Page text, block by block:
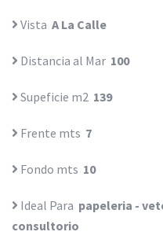
Vista A La Calle
Distancia al Mar 100
Supeficie m2 139
Frente mts 7
Fondo mts 10
Ideal Para papeleria -
consultorio